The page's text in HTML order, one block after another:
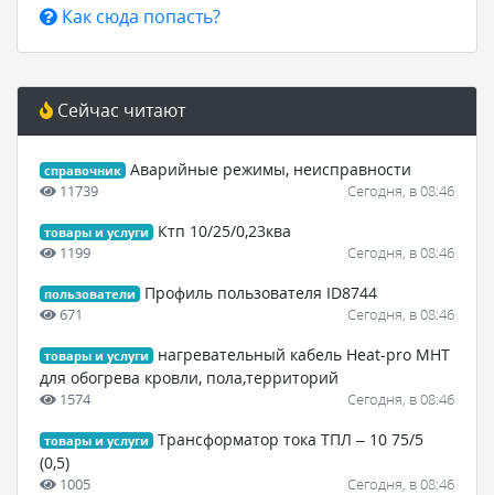
Как сюда попасть?
Сейчас читают
справочник Аварийные режимы, неисправности
11739 Сегодня, в 08:46
товары и услуги Ктп 10/25/0,23ква
1199 Сегодня, в 08:46
пользователи Профиль пользователя ID8744
671 Сегодня, в 08:46
товары и услуги
нагревательный кабель Heat-pro MHT
для обогрева кровли, пола,территорий
1574 Сегодня, в 08:46
товары и услуги
Трансформатор тока ТПЛ – 10 75/5
(0,5)
1005 Сегодня, в 08:46